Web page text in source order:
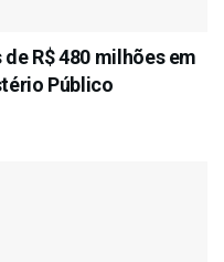
R$ 480 milhões em
Público